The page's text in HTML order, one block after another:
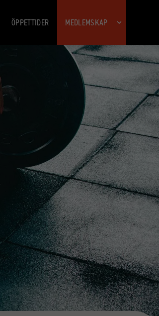
ÖPPETTIDER MEDLEMSKAP